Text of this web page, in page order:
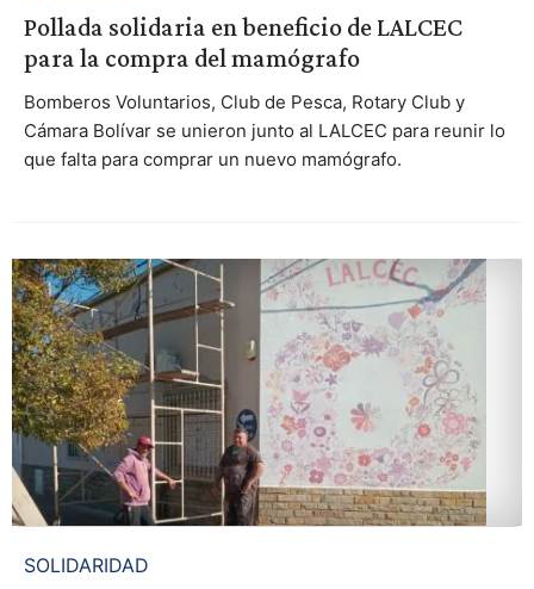
Pollada solidaria en beneficio de LALCEC
para la compra del mamógrafo
Bomberos Voluntarios, Club de Pesca, Rotary Club y
Cámara Bolívar se unieron junto al LALCEC para reunir lo
que falta para comprar un nuevo mamógrafo.
SOLIDARIDAD